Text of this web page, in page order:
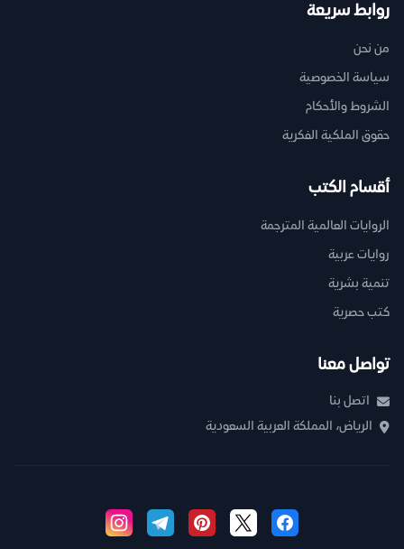
روابط سريعة
من نحن
سياسة الخصوصية
الشروط والأحكام
حقوق الملكية الفكرية
أقسام الكتب
الروايات العالمية المترجمة
روايات عربية
تنمية بشرية
كتب حصرية
تواصل معنا
اتصل بنا
الرياض، المملكة العربية السعودية